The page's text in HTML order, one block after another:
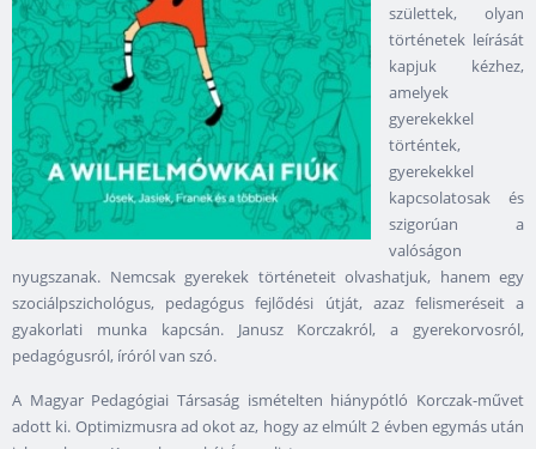
születtek, olyan
történetek leírását
kapjuk kézhez,
amelyek
gyerekekkel
történtek,
gyerekekkel
kapcsolatosak és
szigorúan a
valóságon
nyugszanak. Nemcsak gyerekek történeteit olvashatjuk, hanem egy
szociálpszichológus, pedagógus fejlődési útját, azaz felismeréseit a
gyakorlati munka kapcsán. Janusz Korczakról, a gyerekorvosról,
pedagógusról, íróról van szó.
A Magyar Pedagógiai Társaság ismételten hiánypótló Korczak-művet
adott ki. Optimizmusra ad okot az, hogy az elmúlt 2 évben egymás után